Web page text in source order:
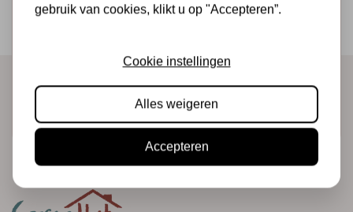
Ontvang als eerste onze actie en nieuwe producten
gebruik van cookies, klikt u op "Accepteren”.
Cookie instellingen
Alles weigeren
Accepteren